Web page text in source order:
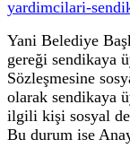
yardimcilari-
Yani Belediye
gereği sendikaya
Sözleşmesine
olarak sendikaya
ilgili kişi sosyal
Bu durum ise